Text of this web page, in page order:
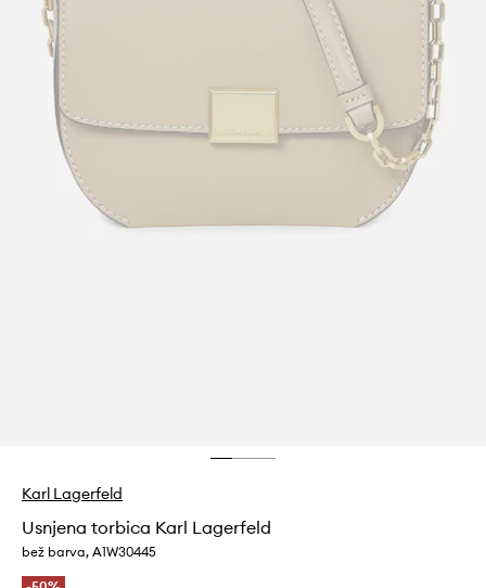
Karl Lagerfeld
Usnjena torbica Karl Lagerfeld
bež barva, A1W30445